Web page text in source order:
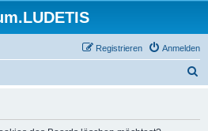
Anmelden
Registrieren